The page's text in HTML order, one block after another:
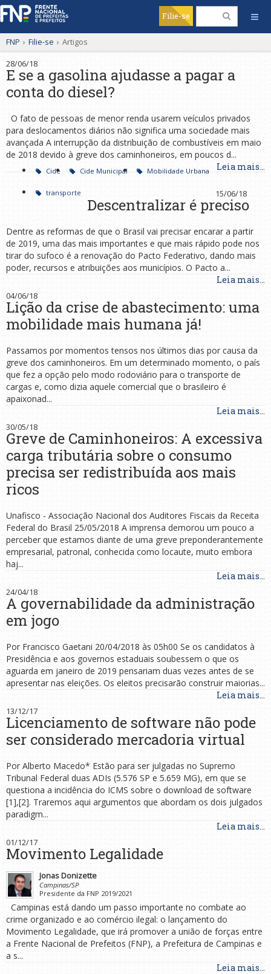
Filie-se
FNP › Filie-se › Artigos
28/06/18
E se a gasolina ajudasse a pagar a
conta do diesel?
O fato de pessoas de menor renda usarem veículos privados
para deslocamentos diários não significa uma sociedade mais
avançada A interrupção da distribuição de combustíveis em maio
de 2018 devido à greve dos caminhoneiros, em poucos d...
Leia mais...
Cide Cide Municipal Mobilidade Urbana
transporte 15/06/18
Descentralizar é preciso
Dentre as reformas de que o Brasil vai precisar encarar a partir
de 2019, uma das mais importantes e que mais rápido pode nos
tirar do sufoco é a renovação do Pacto Federativo, dando mais
poder, recursos e atribuições aos municípios. O Pacto a...
Leia mais...
04/06/18
Lição da crise de abastecimento: uma
mobilidade mais humana já!
Passamos por momentos tensos nos últimos dias por causa da
greve dos caminhoneiros. Em um determinado momento, o país
que fez a opção pelo modo rodoviário para o transporte de
cargas e, como dizia aquele comercial que o brasileiro é
apaixonad...
Leia mais...
30/05/18
Greve de Caminhoneiros: A excessiva
carga tributária sobre o consumo
precisa ser redistribuída aos mais
ricos
Unafisco - Associação Nacional dos Auditores Fiscais da Receita
Federal do Brasil 25/05/2018 A imprensa demorou um pouco a
perceber que estamos diante de uma greve preponderantemente
empresarial, patronal, conhecida como locaute, muito embora
haj...
Leia mais...
24/04/18
A governabilidade da administração
em jogo
Por Francisco Gaetani 20/04/2018 às 05h00 Se os candidatos à
Presidência e aos governos estaduais soubessem o que os
aguarda em janeiro de 2019 pensariam duas vezes antes de se
apresentar nas eleições. Os eleitos precisarão construir maiorias...
Leia mais...
13/12/17
Licenciamento de software não pode
ser considerado mercadoria virtual
Por Alberto Macedo* Estão para ser julgadas no Supremo
Tribunal Federal duas ADIs (5.576 SP e 5.659 MG), em que se
questiona a incidência do ICMS sobre o download de software
[1],[2]. Traremos aqui argumentos que abordam os dois julgados
paradigm...
Leia mais...
01/12/17
Movimento Legalidade
Jonas Donizette
Campinas/SP
Presidente da FNP 2019/2021
Campinas está dando um passo importante no combate ao
crime organizado e ao comércio ilegal: o lançamento do
Movimento Legalidade, que irá promover a união de forças entre
a Frente Nacional de Prefeitos (FNP), a Prefeitura de Campinas e
a s...
Leia mais...